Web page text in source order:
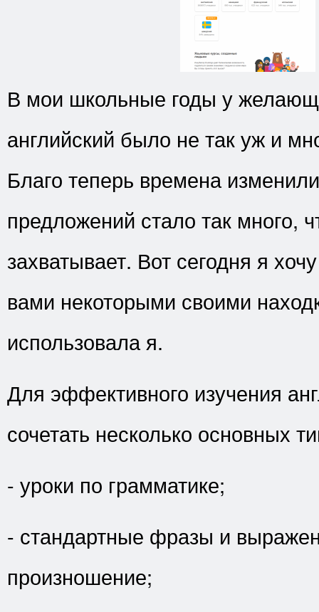
В мои школьные годы у
английский было не так уж и
Благо теперь времена
предложений стало так много,
захватывает. Вот сегодня я
вами некоторыми своими
использовала я.
Для эффективного изучения
сочетать несколько основных
- уроки по грамматике;
- стандартные фразы и
произношение;